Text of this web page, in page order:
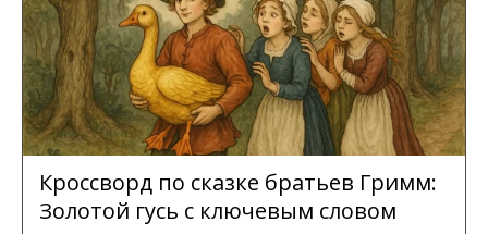
Кроссворд по сказке братьев Гримм:
Золотой гусь с ключевым словом